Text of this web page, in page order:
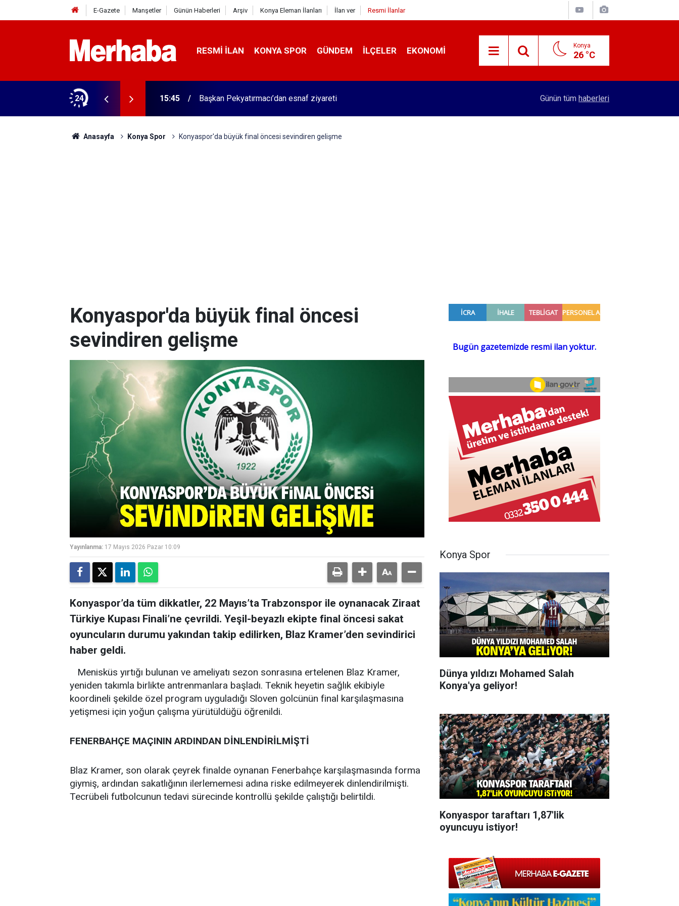
E-Gazete Manşetler Günün Haberleri Arşiv Konya Eleman İlanları İlan ver Resmi İlanlar
RESMI İLAN KONYA SPOR GÜNDEM İLÇELER EKONOMI Konya
26 °C
24
Kampüsü'ne ziyaret 15:45 Başkan Pekyatırmacı’dan esnaf ziyareti Konyalı patron 70 bin TL maaşla personel
Günün tüm haberleri
Anasayfa Konya Spor Konyaspor'da büyük final öncesi sevindiren gelişme
Konyaspor'da büyük final öncesi
sevindiren gelişme
Yayınlanma: 17 Mayıs 2026 Pazar 10:09
Konyaspor’da tüm dikkatler, 22 Mayıs’ta Trabzonspor ile oynanacak Ziraat
Türkiye Kupası Finali’ne çevrildi. Yeşil-beyazlı ekipte final öncesi sakat
oyuncuların durumu yakından takip edilirken, Blaz Kramer’den sevindirici
haber geldi.
Menisküs yırtığı bulunan ve ameliyatı sezon sonrasına ertelenen Blaz Kramer,
yeniden takımla birlikte antrenmanlara başladı. Teknik heyetin sağlık ekibiyle
koordineli şekilde özel program uyguladığı Sloven golcünün final karşılaşmasına
yetişmesi için yoğun çalışma yürütüldüğü öğrenildi.
FENERBAHÇE MAÇININ ARDINDAN DİNLENDİRİLMİŞTİ
Blaz Kramer, son olarak çeyrek finalde oynanan Fenerbahçe karşılaşmasında forma
giymiş, ardından sakatlığının ilerlememesi adına riske edilmeyerek dinlendirilmişti.
Tecrübeli futbolcunun tedavi sürecinde kontrollü şekilde çalıştığı belirtildi.
Konya Spor
Dünya yıldızı Mohamed Salah
Konya'ya geliyor!
Konyaspor taraftarı 1,87'lik
oyuncuyu istiyor!